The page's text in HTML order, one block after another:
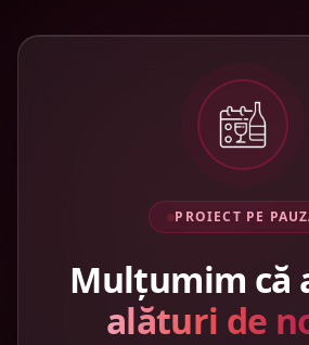
PROIECT PE
Mulțumim că
alături de